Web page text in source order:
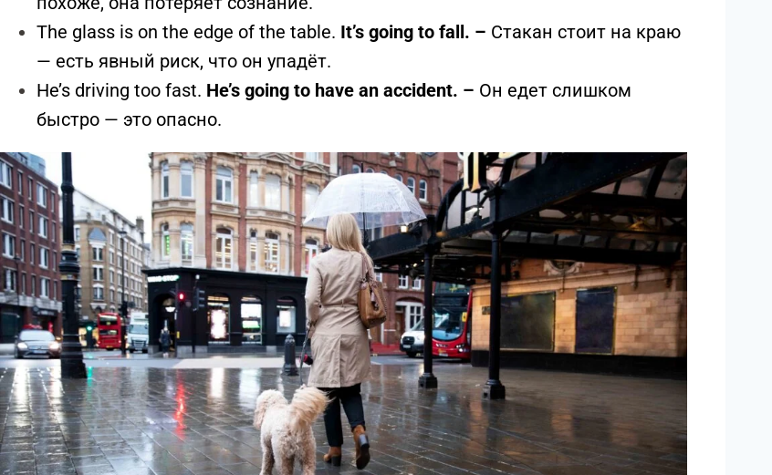
The glass is on the edge of the table. It’s going to fall. – Стакан стоит на краю
— есть явный риск, что он упадёт.
He’s driving too fast. He’s going to have an accident. – Он едет слишком
быстро — это опасно.